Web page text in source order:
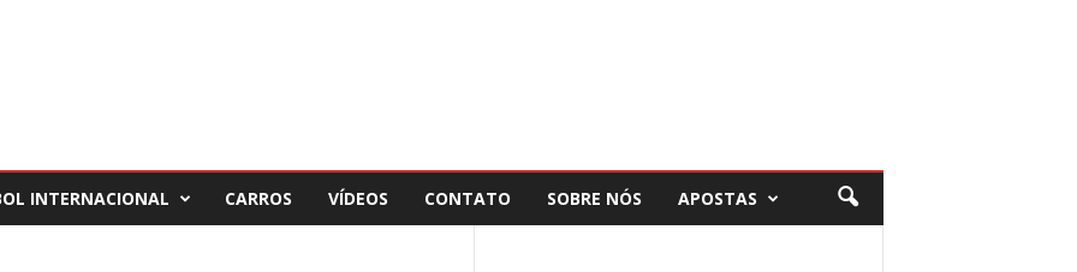
INTERNACIONAL CARROS VÍDEOS CONTATO SOBRE NÓS APOSTAS